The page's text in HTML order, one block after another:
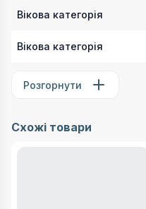
Вікова категорія
Вікова категорія
Розгорнути
Схожі товари